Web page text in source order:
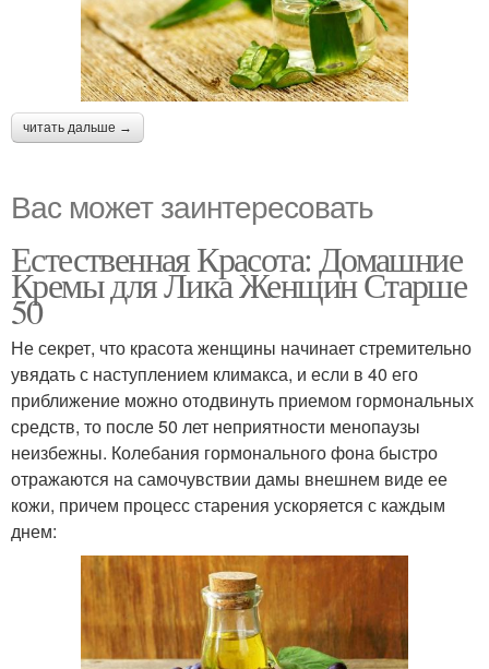
читать дальше →
Вас может заинтересовать
Естественная Красота: Домашние
Кремы для Лика Женщин Старше
50
Не секрет, что красота женщины начинает стремительно
увядать с наступлением климакса, и если в 40 его
приближение можно отодвинуть приемом гормональных
средств, то после 50 лет неприятности менопаузы
неизбежны. Колебания гормонального фона быстро
отражаются на самочувствии дамы внешнем виде ее
кожи, причем процесс старения ускоряется с каждым
днем: